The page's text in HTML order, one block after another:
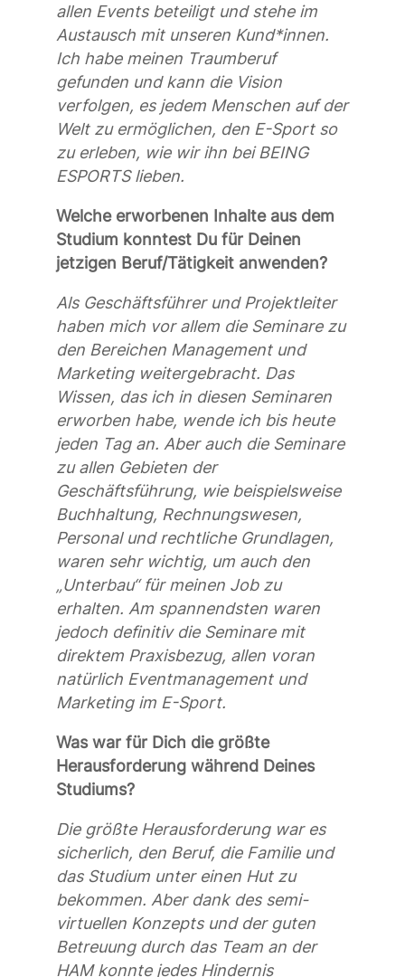
allen Events beteiligt und stehe im
Austausch mit unseren Kund*innen.
Ich habe meinen Traumberuf
gefunden und kann die Vision
verfolgen, es jedem Menschen auf der
Welt zu ermöglichen, den E-Sport so
zu erleben, wie wir ihn bei BEING
ESPORTS lieben.
Welche erworbenen Inhalte aus dem
Studium konntest Du für Deinen
jetzigen Beruf/Tätigkeit anwenden?
Als Geschäftsführer und Projektleiter
haben mich vor allem die Seminare zu
den Bereichen Management und
Marketing weitergebracht. Das
Wissen, das ich in diesen Seminaren
erworben habe, wende ich bis heute
jeden Tag an. Aber auch die Seminare
zu allen Gebieten der
Geschäftsführung, wie beispielsweise
Buchhaltung, Rechnungswesen,
Personal und rechtliche Grundlagen,
waren sehr wichtig, um auch den
„Unterbau“ für meinen Job zu
erhalten. Am spannendsten waren
jedoch definitiv die Seminare mit
direktem Praxisbezug, allen voran
natürlich Eventmanagement und
Marketing im E-Sport.
Was war für Dich die größte
Herausforderung während Deines
Studiums?
Die größte Herausforderung war es
sicherlich, den Beruf, die Familie und
das Studium unter einen Hut zu
bekommen. Aber dank des semi-
virtuellen Konzepts und der guten
Betreuung durch das Team an der
HAM konnte jedes Hindernis